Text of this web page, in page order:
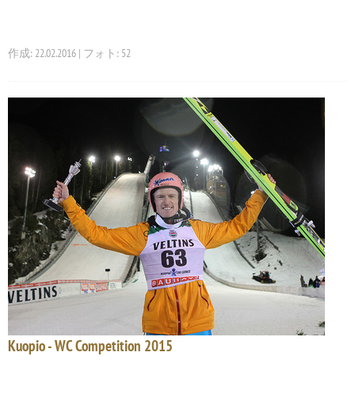
作成: 22.02.2016 | フォト: 52
Kuopio - WC Competition 2015